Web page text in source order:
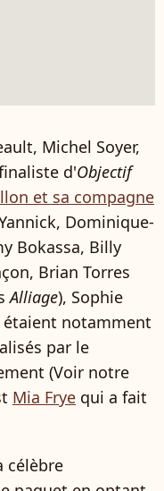
Michel Soyer,
d'Objectif
et sa compagne
Dominique-
Bokassa, Billy
Brian Torres
Alliage), Sophie
étaient notamment
par le
(Voir notre
Mia Frye qui a fait
célèbre